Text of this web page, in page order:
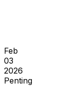
Feb
03
2026
Penting